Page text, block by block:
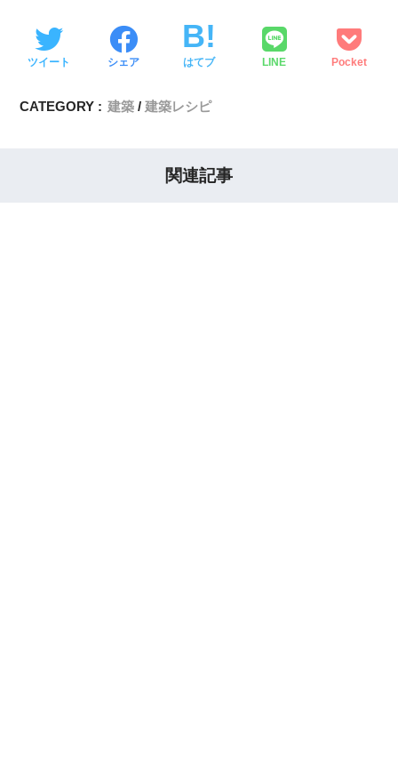
ツイート シェア はてブ LINE Pocket
CATEGORY : 建築 建築レシピ
関連記事